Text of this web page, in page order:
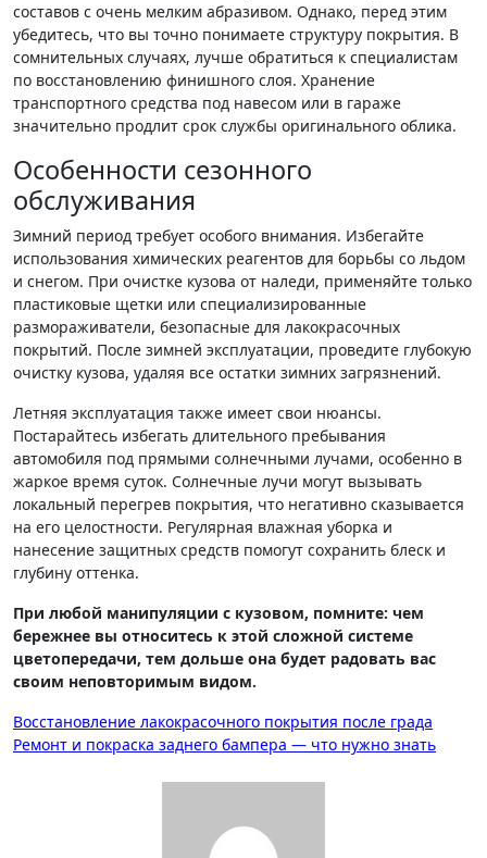
составов с очень мелким абразивом. Однако, перед этим
убедитесь, что вы точно понимаете структуру покрытия. В
сомнительных случаях, лучше обратиться к специалистам
по восстановлению финишного слоя. Хранение
транспортного средства под навесом или в гараже
значительно продлит срок службы оригинального облика.
Особенности сезонного
обслуживания
Зимний период требует особого внимания. Избегайте
использования химических реагентов для борьбы со льдом
и снегом. При очистке кузова от наледи, применяйте только
пластиковые щетки или специализированные
размораживатели, безопасные для лакокрасочных
покрытий. После зимней эксплуатации, проведите глубокую
очистку кузова, удаляя все остатки зимних загрязнений.
Летняя эксплуатация также имеет свои нюансы.
Постарайтесь избегать длительного пребывания
автомобиля под прямыми солнечными лучами, особенно в
жаркое время суток. Солнечные лучи могут вызывать
локальный перегрев покрытия, что негативно сказывается
на его целостности. Регулярная влажная уборка и
нанесение защитных средств помогут сохранить блеск и
глубину оттенка.
При любой манипуляции с кузовом, помните: чем
бережнее вы относитесь к этой сложной системе
цветопередачи, тем дольше она будет радовать вас
своим неповторимым видом.
Навигация
по
Восстановление лакокрасочного покрытия после града
Ремонт и покраска заднего бампера — что нужно знать